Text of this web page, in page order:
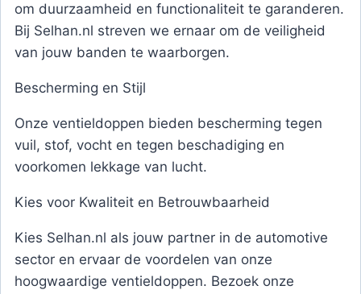
om duurzaamheid en functionaliteit te garanderen.
Bij Selhan.nl streven we ernaar om de veiligheid
van jouw banden te waarborgen.
Bescherming en Stijl
Onze ventieldoppen bieden bescherming tegen
vuil, stof, vocht en tegen beschadiging en
voorkomen lekkage van lucht.
Kies voor Kwaliteit en Betrouwbaarheid
Kies Selhan.nl als jouw partner in de automotive
sector en ervaar de voordelen van onze
hoogwaardige ventieldoppen. Bezoek onze